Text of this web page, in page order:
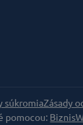
súkromiaZásady
pomocou: